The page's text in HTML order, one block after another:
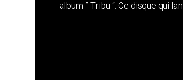
album ” Tribu “. Ce disque qui